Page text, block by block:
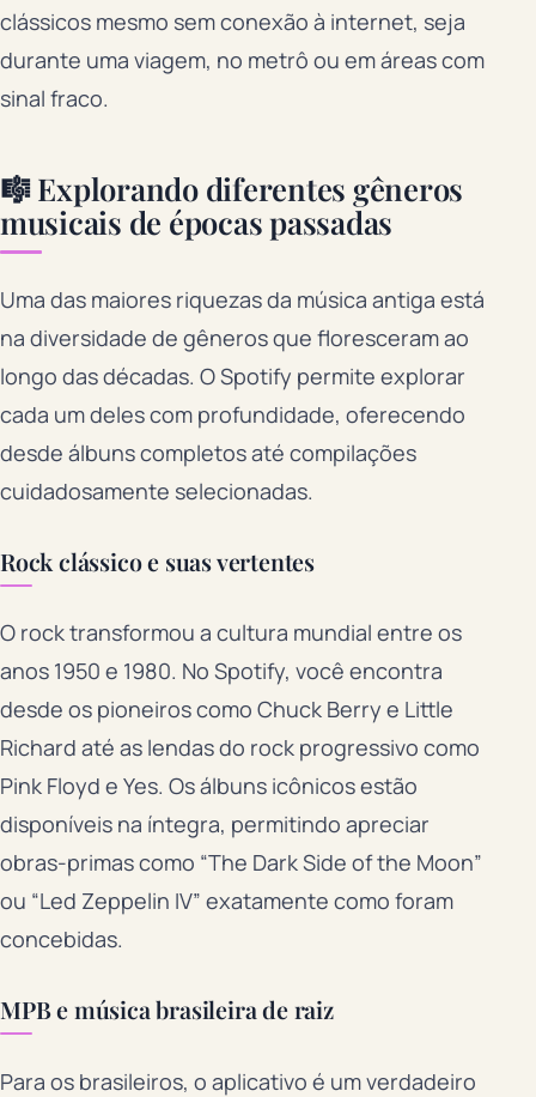
clássicos mesmo sem conexão à internet, seja
durante uma viagem, no metrô ou em áreas com
sinal fraco.
🎼 Explorando diferentes gêneros
musicais de épocas passadas
Uma das maiores riquezas da música antiga está
na diversidade de gêneros que floresceram ao
longo das décadas. O Spotify permite explorar
cada um deles com profundidade, oferecendo
desde álbuns completos até compilações
cuidadosamente selecionadas.
Rock clássico e suas vertentes
O rock transformou a cultura mundial entre os
anos 1950 e 1980. No Spotify, você encontra
desde os pioneiros como Chuck Berry e Little
Richard até as lendas do rock progressivo como
Pink Floyd e Yes. Os álbuns icônicos estão
disponíveis na íntegra, permitindo apreciar
obras-primas como “The Dark Side of the Moon”
ou “Led Zeppelin IV” exatamente como foram
concebidas.
MPB e música brasileira de raiz
Para os brasileiros, o aplicativo é um verdadeiro